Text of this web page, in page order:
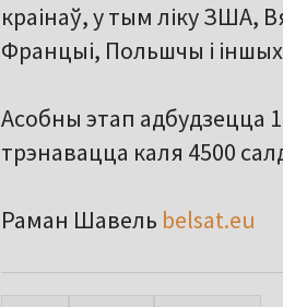
краінаў, у тым ліку ЗША,
Францыі, Польшчы і
Асобны этап адбудзецца
трэнавацца каля 4500
Раман Шавель belsat.eu